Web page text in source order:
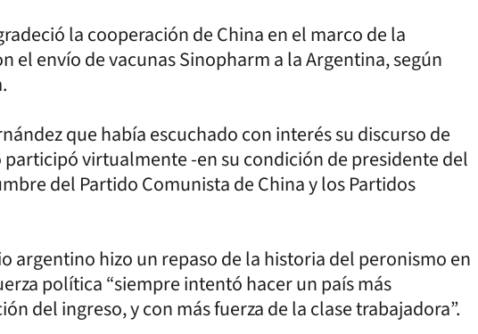
la cooperación de China en el marco de la
el envío de vacunas Sinopharm a la Argentina, según
que había escuchado con interés su discurso de
virtualmente -en su condición de presidente del
del Partido Comunista de China y los Partidos
argentino hizo un repaso de la historia del peronismo en
política “siempre intentó hacer un país más
del ingreso, y con más fuerza de la clase trabajadora”.